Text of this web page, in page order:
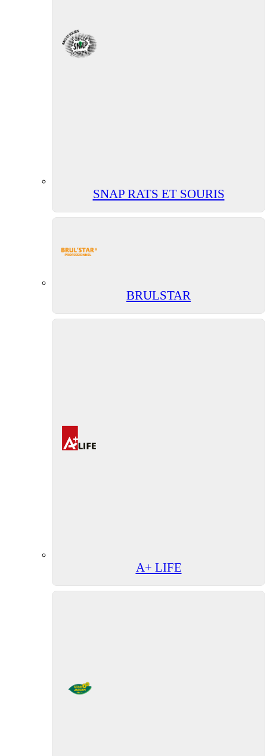
SNAP RATS ET SOURIS
BRULSTAR
A+ LIFE